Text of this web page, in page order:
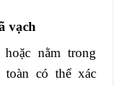
vạch
hoặc nằm trong
toàn có thể xác